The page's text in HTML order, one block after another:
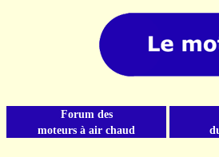
Forum des
moteurs à air chaud